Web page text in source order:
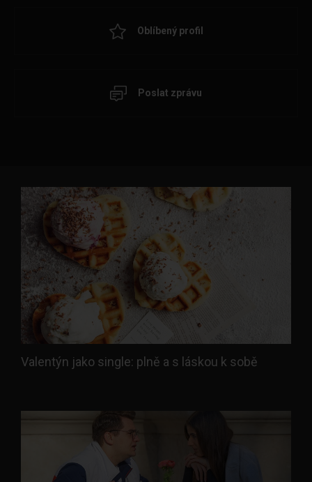
Oblíbený profil
Poslat zprávu
Valentýn jako single: plně a s láskou k sobě